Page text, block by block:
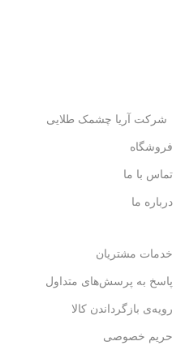
شرکت آریا چشمک طلایی
فروشگاه
تماس با ما
درباره ما
خدمات مشتریان
پاسخ به پرسش‌های متداول
رویه‌ی بازگرداندن کالا
حریم خصوصی